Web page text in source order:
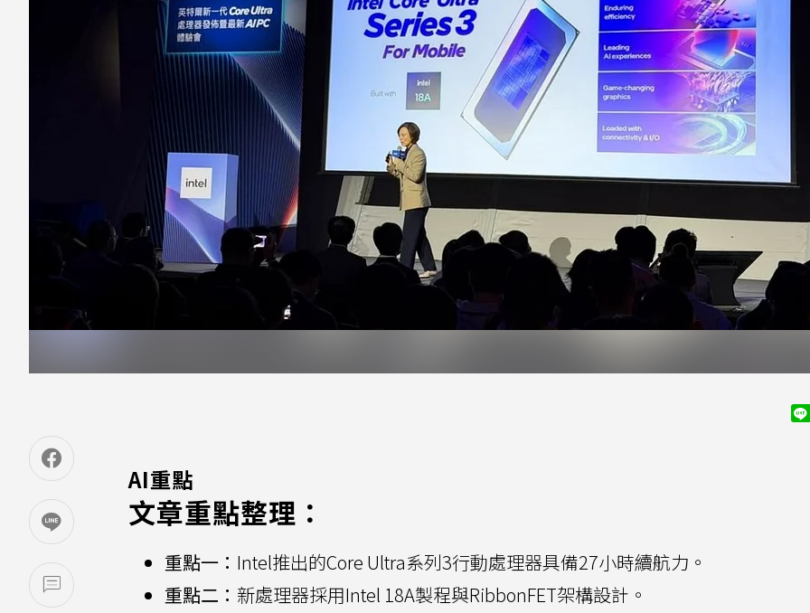
AI重點
文章重點整理：
重點一： Intel推出的Core Ultra系列3行動處理器具備27小時續航力。
重點二： 新處理器採用Intel 18A製程與RibbonFET架構設計。